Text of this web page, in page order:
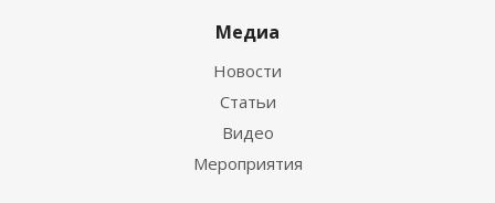
Медиа
Новости
Статьи
Видео
Мероприятия